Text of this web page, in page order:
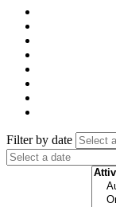
Filter by date